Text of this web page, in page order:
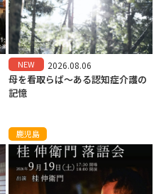
NEW 2026.08.06
母を看取らば～ある認知症介護の
記憶
鹿児島